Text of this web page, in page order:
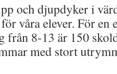
och djupdyker i
våra elever. För
från 8-13 är 150
med stort